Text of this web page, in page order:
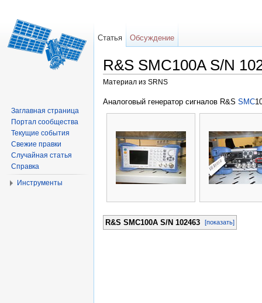
R&S SMC100A S/N
Материал из SRNS
Аналоговый генератор сигналов R&S SMC
[показать]
R&S SMC100A S/N 102463
Статья Обсуждение
Заглавная страница
Портал сообщества
Текущие события
Свежие правки
Случайная статья
Справка
Инструменты